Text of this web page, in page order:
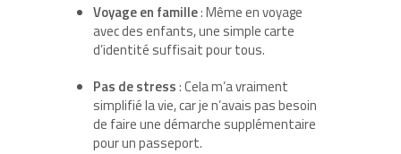
Voyage en famille: Même en voyage
avec des enfants, une simple carte
d’identité suffisait pour tous.
Pas de stress: Cela m’a vraiment
simplifié la vie, car je n’avais pas besoin
de faire une démarche supplémentaire
pour un passeport.